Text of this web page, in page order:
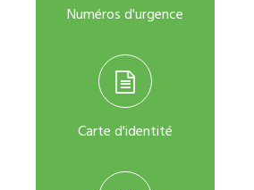
Numéros d'urgence
Carte d'identité